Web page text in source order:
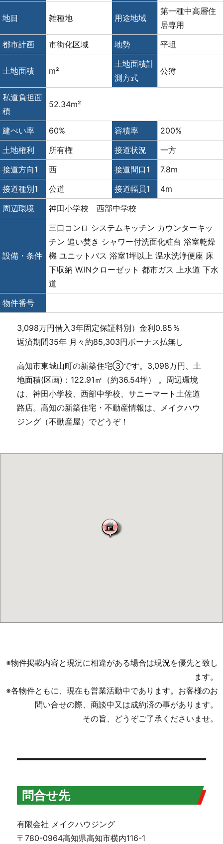
地目 雑種地 用途地域
第一種中高層住
居専用
都市計画
市街化区域 地勢 平坦
土地面積 m²
土地面積計
測方式
公簿
私道負担面
積
52.34m²
建ぺい率 60% 容積率
200%
土地権利
所有権 接道状況
一方
接道方向1
西 接道間口1
7.8m
接道種別1
公道 接道幅員1
4m
周辺環境
神田小学校 西部中学校
設備・条件
三口コンロ システムキッチン カウンターキッ
チン 追い焚き シャワー付洗面化粧台 浴室乾燥
機 ユニットバス 浴室1坪以上 温水洗浄便座 床
下収納 W.INクローゼット 都市ガス 上水道 下水
道
物件番号
3,098万円借入3年固定保証料別）金利0.85％
返済期間35年 月々約85,303円ボーナス払無し
高知市東城山町の新築住宅③です。3,098万円、土
地面積(区画)：122.91㎡（約36.54坪） 。周辺環境
は、神田小学校、西部中学校、サニーマート土佐道
路店。高知の新築住宅・不動産情報は、メイクハウ
ジング（不動産屋）でどうぞ！
※物件掲載内容と現況に相違がある場合は現況を優先と致し
ます。
※各物件ともに、現在も営業活動中であります。お客様のお
問い合せの際、商談中又は成約済の事があります。
その旨、どうぞご了承くださいませ。
問合せ先
有限会社 メイクハウジング
〒780-0964高知県高知市横内116-1